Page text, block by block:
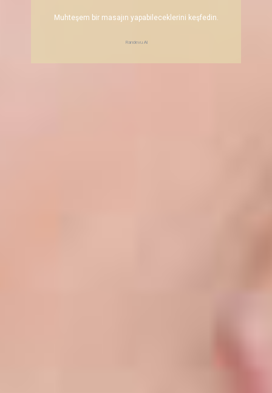
Muhteşem bir masajın yapabileceklerini keşfedin.
Randevu Al